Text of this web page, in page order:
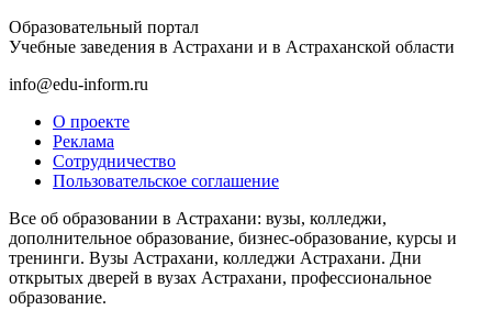
Образовательный портал
Учебные заведения в Астрахани и в Астраханской области
info@edu-inform.ru
О проекте
Реклама
Сотрудничество
Пользовательское соглашение
Все об образовании в Астрахани: вузы, колледжи,
дополнительное образование, бизнес-образование, курсы и
тренинги. Вузы Астрахани, колледжи Астрахани. Дни
открытых дверей в вузах Астрахани, профессиональное
образование.